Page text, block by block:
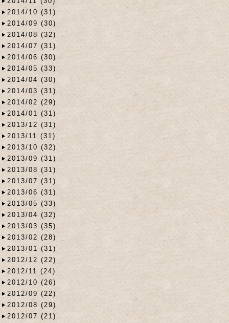
2014/10 (31)
2014/09 (30)
2014/08 (32)
2014/07 (31)
2014/06 (30)
2014/05 (33)
2014/04 (30)
2014/03 (31)
2014/02 (29)
2014/01 (31)
2013/12 (31)
2013/11 (31)
2013/10 (32)
2013/09 (31)
2013/08 (31)
2013/07 (31)
2013/06 (31)
2013/05 (33)
2013/04 (32)
2013/03 (35)
2013/02 (28)
2013/01 (31)
2012/12 (22)
2012/11 (24)
2012/10 (26)
2012/09 (22)
2012/08 (29)
2012/07 (21)